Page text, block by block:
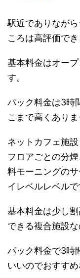
駅近でありなが
ころは高評価でき
基本料金はオー
す。
パック料金は3時
こまで高くありま
ネットカフェ施
フロアごとの分
料モーニングの
イレベルレベルで
基本料金は少し
できる複合施設
パック料金で3時
いいのでおすすめ